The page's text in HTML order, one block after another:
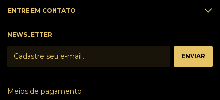
ENTRE EM CONTATO
NEWSLETTER
Meios de pagamento